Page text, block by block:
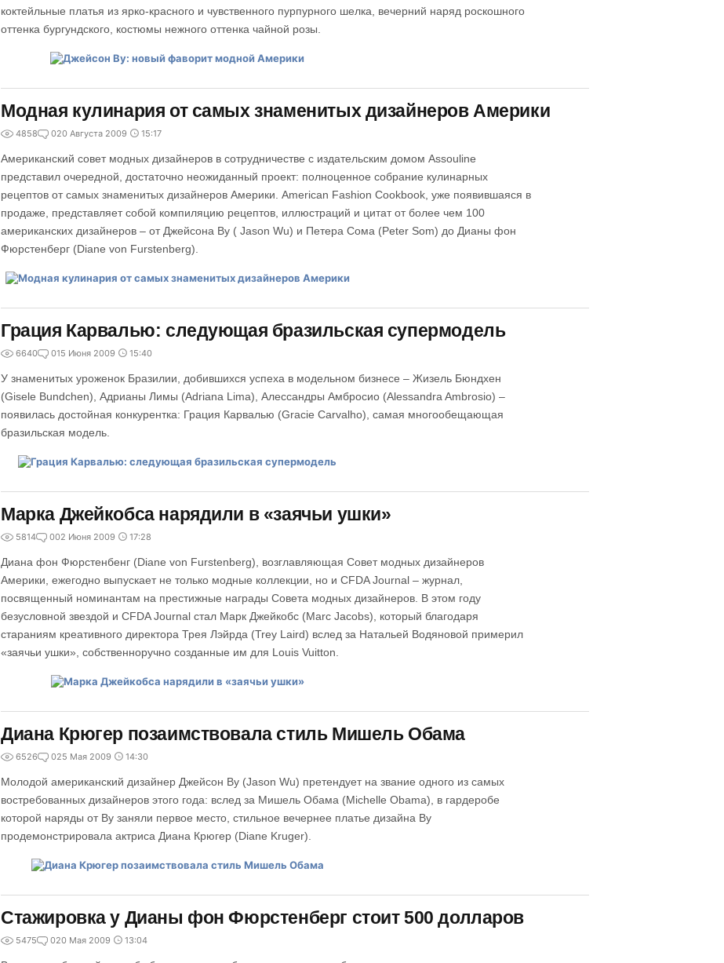
коктейльные платья из ярко-красного и чувственного пурпурного шелка, вечерний наряд роскошного
оттенка бургундского, костюмы нежного оттенка чайной розы.
Модная кулинария от самых знаменитых дизайнеров Америки
4858 020 Августа 2009 15:17
Американский совет модных дизайнеров в сотрудничестве с издательским домом Assouline
представил очередной, достаточно неожиданный проект: полноценное собрание кулинарных
рецептов от самых знаменитых дизайнеров Америки. American Fashion Cookbook, уже появившаяся в
продаже, представляет собой компиляцию рецептов, иллюстраций и цитат от более чем 100
американских дизайнеров – от Джейсона Ву ( Jason Wu) и Петера Сома (Peter Som) до Дианы фон
Фюрстенберг (Diane von Furstenberg).
Грация Карвалью: следующая бразильская супермодель
6640 015 Июня 2009 15:40
У знаменитых уроженок Бразилии, добившихся успеха в модельном бизнесе – Жизель Бюндхен
(Gisele Bundchen), Адрианы Лимы (Adriana Lima), Алессандры Амбросио (Alessandra Ambrosio) –
появилась достойная конкурентка: Грация Карвалью (Gracie Carvalho), самая многообещающая
бразильская модель.
Марка Джейкобса нарядили в «заячьи ушки»
5814 002 Июня 2009 17:28
Диана фон Фюрстенбенг (Diane von Furstenberg), возглавляющая Совет модных дизайнеров
Америки, ежегодно выпускает не только модные коллекции, но и CFDA Journal – журнал,
посвященный номинантам на престижные награды Совета модных дизайнеров. В этом году
безусловной звездой и CFDA Journal стал Марк Джейкобс (Marc Jacobs), который благодаря
стараниям креативного директора Трея Лэйрда (Trey Laird) вслед за Натальей Водяновой примерил
«заячьи ушки», собственноручно созданные им для Louis Vuitton.
Диана Крюгер позаимствовала стиль Мишель Обама
6526 025 Мая 2009 14:30
Молодой американский дизайнер Джейсон Ву (Jason Wu) претендует на звание одного из самых
востребованных дизайнеров этого года: вслед за Мишель Обама (Michelle Obama), в гардеробе
которой наряды от Ву заняли первое место, стильное вечернее платье дизайна Ву
продемонстрировала актриса Диана Крюгер (Diane Kruger).
Стажировка у Дианы фон Фюрстенберг стоит 500 долларов
5475 020 Мая 2009 13:04